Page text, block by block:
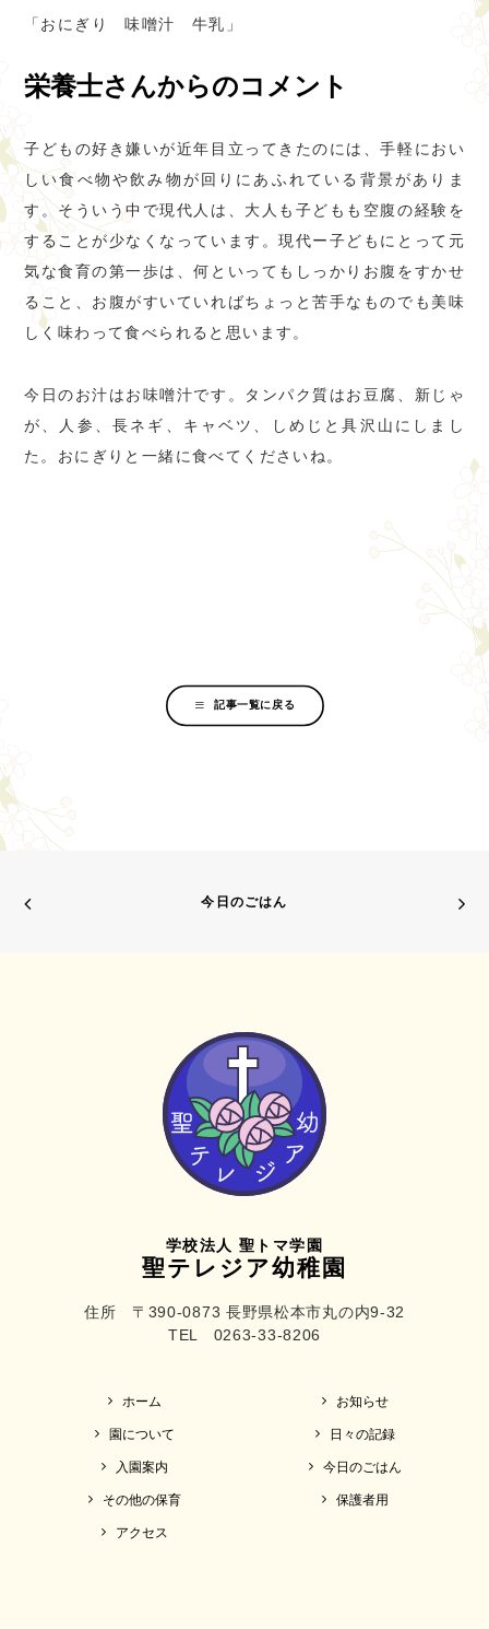
「おにぎり 味噌汁 牛乳」
栄養士さんからのコメント
子どもの好き嫌いが近年目立ってきたのには、手軽におい
しい食べ物や飲み物が回りにあふれている背景がありま
す。そういう中で現代人は、大人も子どもも空腹の経験を
することが少なくなっています。現代ー子どもにとって元
気な食育の第一歩は、何といってもしっかりお腹をすかせ
ること、お腹がすいていればちょっと苦手なものでも美味
しく味わって食べられると思います。
今日のお汁はお味噌汁です。タンパク質はお豆腐、新じゃ
が、人参、長ネギ、キャベツ、しめじと具沢山にしまし
た。おにぎりと一緒に食べてくださいね。
記事一覧に戻る
今日のごはん
学校法人 聖トマ学園
聖テレジア幼稚園
住所 〒390-0873 長野県松本市丸の内9-32
TEL 0263-33-8206
ホーム
園について
入園案内
その他の保育
アクセス
お知らせ
日々の記録
今日のごはん
保護者用